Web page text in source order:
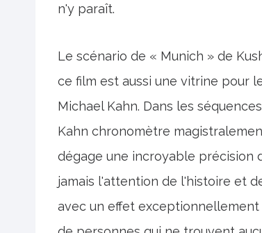
n'y paraît.
Le scénario de « Munich » de
ce film est aussi une vitrine pour
Michael Kahn. Dans les
Kahn chronomètre
dégage une incroyable précision
jamais l'attention de l'histoire et
avec un effet